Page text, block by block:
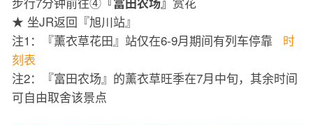
★ 坐JR返回『旭川站』
注1：『薰衣草花田』站仅在6-9月期间有列车停靠 时
刻表
注2：『富田农场』的薰衣草旺季在7月中旬，其余时间
可自由取舍该景点